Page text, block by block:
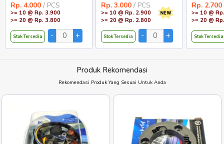
Rp. 4.000 / PCS
>= 10 @ Rp. 3.900
>= 20 @ Rp. 3.800
Stok Tersedia
Rp. 3.000 / PCS
>= 10 @ Rp. 2.900
>= 20 @ Rp. 2.800
Stok Tersedia
Rp. 2.700
>= 10 @
>= 20 @
Stok Tersedia
Produk Rekomendasi
Rekomendasi Produk Yang Sesuai Untuk Anda